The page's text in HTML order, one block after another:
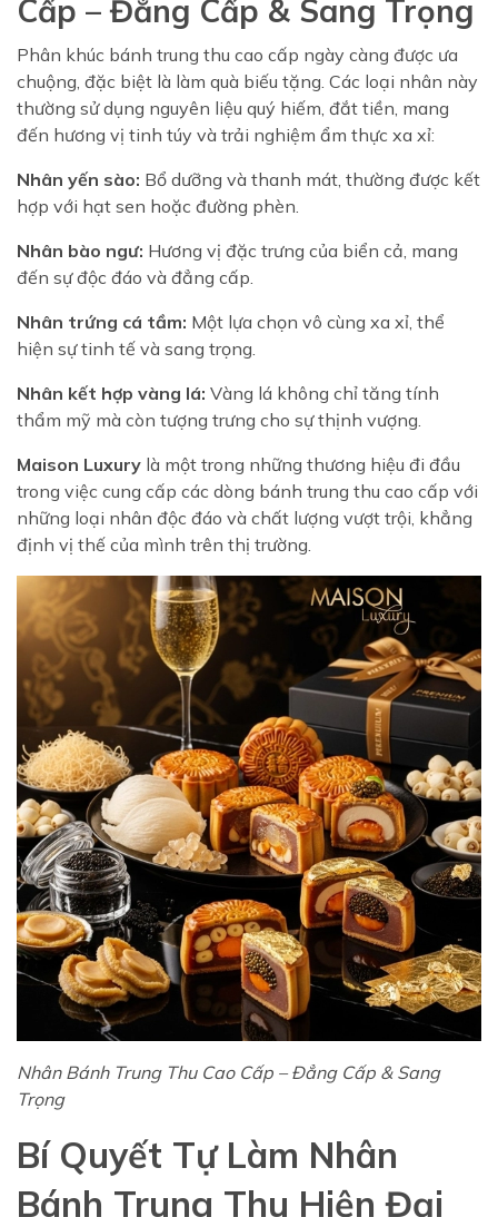
Cấp – Đẳng Cấp & Sang Trọng
Phân khúc bánh trung thu cao cấp ngày càng được ưa
chuộng, đặc biệt là làm quà biếu tặng. Các loại nhân này
thường sử dụng nguyên liệu quý hiếm, đắt tiền, mang
đến hương vị tinh túy và trải nghiệm ẩm thực xa xỉ:
Nhân yến sào: Bổ dưỡng và thanh mát, thường được kết
hợp với hạt sen hoặc đường phèn.
Nhân bào ngư: Hương vị đặc trưng của biển cả, mang
đến sự độc đáo và đẳng cấp.
Nhân trứng cá tầm: Một lựa chọn vô cùng xa xỉ, thể
hiện sự tinh tế và sang trọng.
Nhân kết hợp vàng lá: Vàng lá không chỉ tăng tính
thẩm mỹ mà còn tượng trưng cho sự thịnh vượng.
Maison Luxury là một trong những thương hiệu đi đầu
trong việc cung cấp các dòng bánh trung thu cao cấp với
những loại nhân độc đáo và chất lượng vượt trội, khẳng
định vị thế của mình trên thị trường.
Nhân Bánh Trung Thu Cao Cấp – Đẳng Cấp & Sang
Trọng
Bí Quyết Tự Làm Nhân
Bánh Trung Thu Hiện Đại